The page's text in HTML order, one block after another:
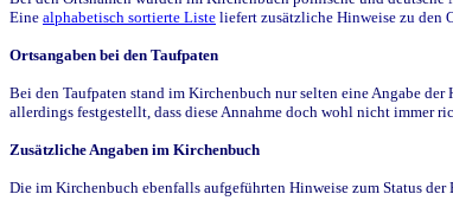
Eine alphabetisch sortierte Liste liefert zusätzliche Hinweise zu den
Ortsangaben bei den Taufpaten
Bei den Taufpaten stand im Kirchenbuch nur selten eine Angabe
allerdings festgestellt, dass diese Annahme doch wohl nicht immer
Zusätzliche Angaben im Kirchenbuch
Die im Kirchenbuch ebenfalls aufgeführten Hinweise zum Status